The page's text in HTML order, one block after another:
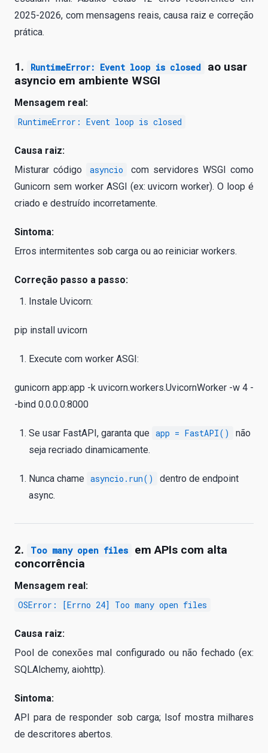
2025-2026, com mensagens reais, causa raiz e correção
prática.
1. RuntimeError: Event loop is closed
ao usar
asyncio em ambiente WSGI
Mensagem real:
RuntimeError: Event loop is closed
Causa raiz:
Misturar código
asyncio
com servidores WSGI como
Gunicorn sem worker ASGI (ex: uvicorn worker). O loop é
criado e destruído incorretamente.
Sintoma:
Erros intermitentes sob carga ou ao reiniciar workers.
Correção passo a passo:
Instale Uvicorn:
pip install uvicorn
Execute com worker ASGI:
gunicorn app:app -k uvicorn.workers.UvicornWorker -w 4 -
-bind 0.0.0.0:8000
Se usar FastAPI, garanta que app = FastAPI()
não
seja recriado dinamicamente.
Nunca chame asyncio.run()
dentro de endpoint
async.
2. Too many open files
em APIs com alta
concorrência
Mensagem real:
OSError: [Errno 24] Too many open files
Causa raiz:
Pool de conexões mal configurado ou não fechado (ex:
SQLAlchemy, aiohttp).
Sintoma:
API para de responder sob carga; lsof mostra milhares
de descritores abertos.